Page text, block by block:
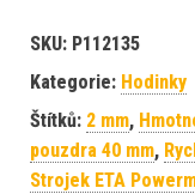
SKU: P112135
Kategorie: Hodinky
Štítků: 2 mm,
pouzdra 40 mm,
Strojek ETA